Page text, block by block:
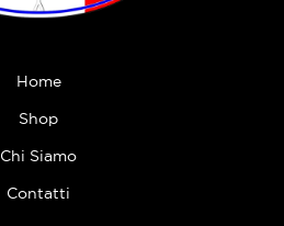
Home
Shop
Chi Siamo
Contatti